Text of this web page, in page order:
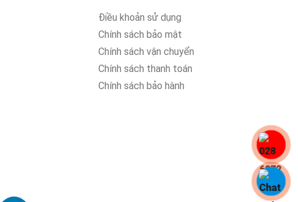
Điều khoản sử dụng
Chính sách bảo mật
Chính sách vận chuyển
Chính sách thanh toán
Chính sách bảo hành